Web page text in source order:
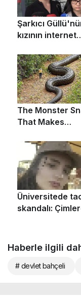
Haberle ilgili
# devlet bahçeli